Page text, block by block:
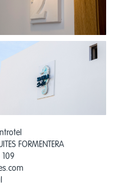
FORMENTERA